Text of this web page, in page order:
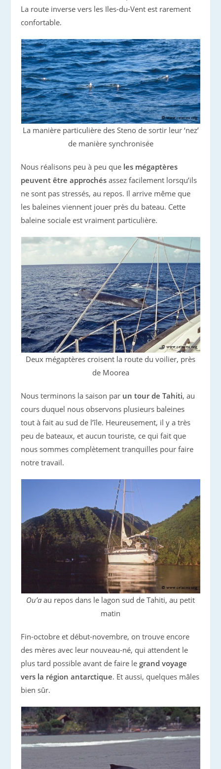
La route inverse vers les Iles-du-Vent est rarement
confortable.
La manière particulière des Steno de sortir leur ‘nez’
de manière synchronisée
Nous réalisons peu à peu que les mégaptères
peuvent être approchés assez facilement lorsqu’ils
ne sont pas stressés, au repos. Il arrive même que
les baleines viennent jouer près du bateau. Cette
baleine sociale est vraiment particulière.
Deux mégaptères croisent la route du voilier, près
de Moorea
Nous terminons la saison par un tour de Tahiti, au
cours duquel nous observons plusieurs baleines
tout à fait au sud de l’île. Heureusement, il y a très
peu de bateaux, et aucun touriste, ce qui fait que
nous sommes complètement tranquilles pour faire
notre travail.
Ou’a au repos dans le lagon sud de Tahiti, au petit
matin
Fin-octobre et début-novembre, on trouve encore
des mères avec leur nouveau-né, qui attendent le
plus tard possible avant de faire legrand voyage
vers la région antarctique. Et aussi, quelques mâles
bien sûr.